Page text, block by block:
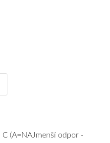
C (A=NAJmenší odpor -